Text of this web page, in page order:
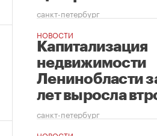
санкт-петербург
НОВОСТИ
Капитализация
недвижимости
Ленинобласти
лет выросла
санкт-петербург